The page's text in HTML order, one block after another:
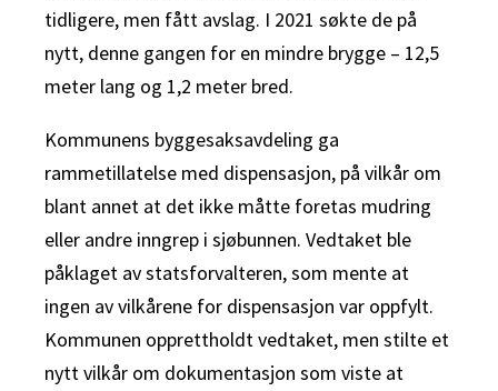
tidligere, men fått avslag. I 2021 søkte de på
nytt, denne gangen for en mindre brygge – 12,5
meter lang og 1,2 meter bred.
Kommunens byggesaksavdeling ga
rammetillatelse med dispensasjon, på vilkår om
blant annet at det ikke måtte foretas mudring
eller andre inngrep i sjøbunnen. Vedtaket ble
påklaget av statsforvalteren, som mente at
ingen av vilkårene for dispensasjon var oppfylt.
Kommunen opprettholdt vedtaket, men stilte et
nytt vilkår om dokumentasjon som viste at